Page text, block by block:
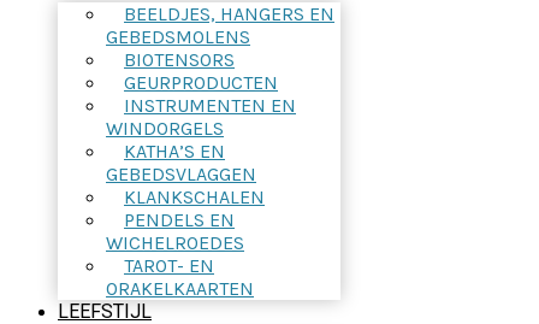
BEELDJES, HANGERS EN
GEBEDSMOLENS
BIOTENSORS
GEURPRODUCTEN
INSTRUMENTEN EN
WINDORGELS
KATHA’S EN
GEBEDSVLAGGEN
KLANKSCHALEN
PENDELS EN
WICHELROEDES
TAROT- EN
ORAKELKAARTEN
LEEFSTIJL